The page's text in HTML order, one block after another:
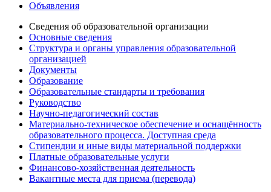
Объявления
Сведения об образовательной организации
Основные сведения
Структура и органы управления образовательной
организацией
Документы
Образование
Образовательные стандарты и требования
Руководство
Научно-педагогический состав
Материально-техническое обеспечение и оснащённость
образовательного процесса. Доступная среда
Стипендии и иные виды материальной поддержки
Платные образовательные услуги
Финансово-хозяйственная деятельность
Вакантные места для приема (перевода)